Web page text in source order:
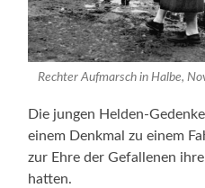
Rechter Aufmarsch in Halbe,
Die jungen Helden-
einem Denkmal zu einem
zur Ehre der Gefallenen
hatten.